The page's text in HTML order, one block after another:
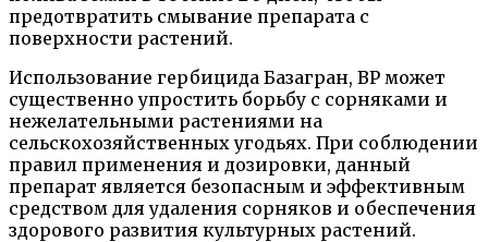
предотвратить смывание препарата с
поверхности растений.
Использование гербицида Базагран, ВР может
существенно упростить борьбу с сорняками и
нежелательными растениями на
сельскохозяйственных угодьях. При соблюдении
правил применения и дозировки, данный
препарат является безопасным и эффективным
средством для удаления сорняков и обеспечения
здорового развития культурных растений.